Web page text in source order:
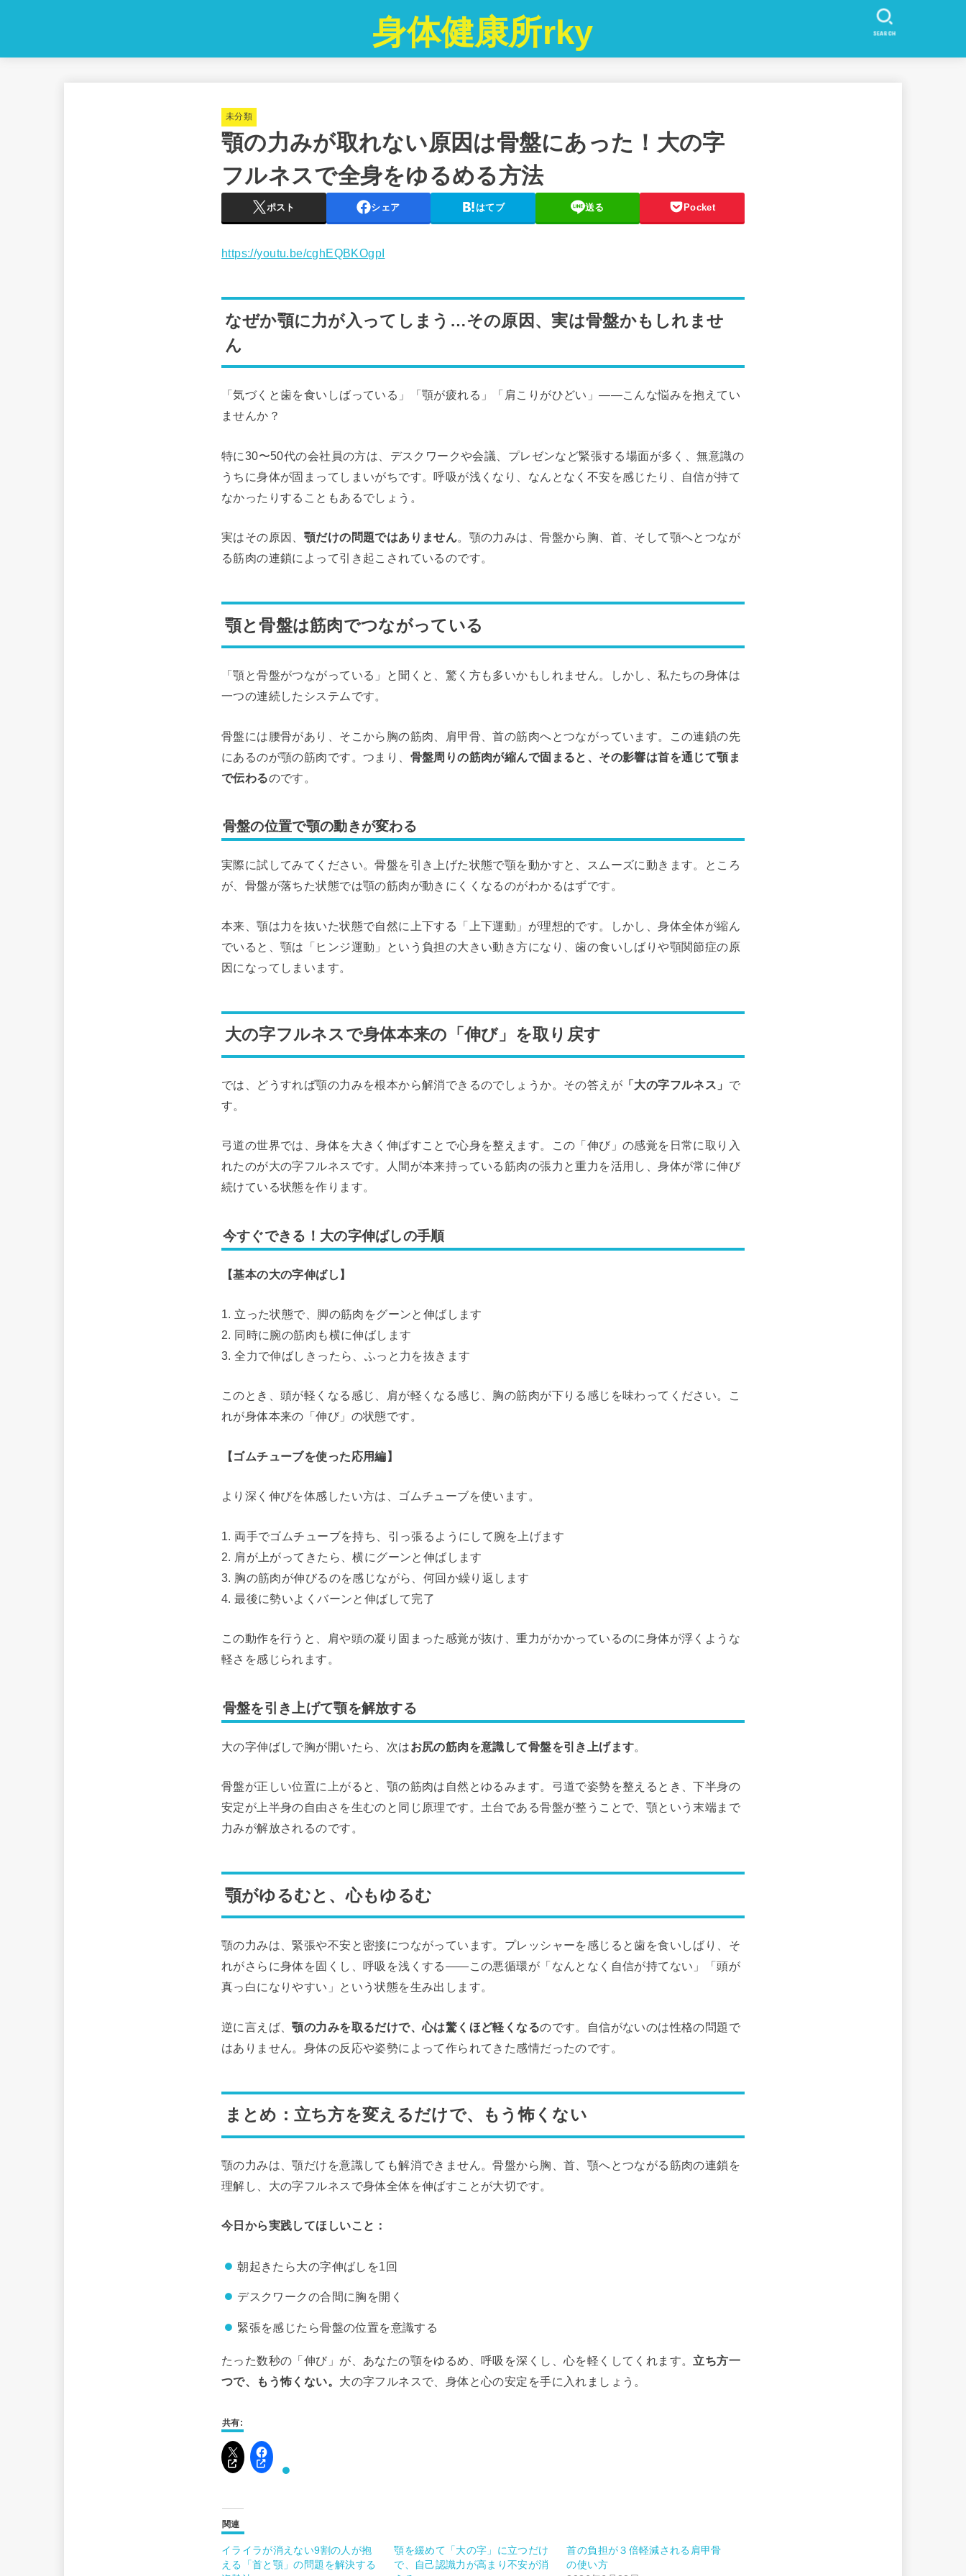
身体健康所rky SEARCH
未分類
顎の力みが取れない原因は骨盤にあった！大の字
フルネスで全身をゆるめる方法
ポスト シェア はてブ 送る Pocket
https://youtu.be/cghEQBKOgpI
なぜか顎に力が入ってしまう…その原因、実は骨盤かもしれませ
ん
「気づくと歯を食いしばっている」「顎が疲れる」「肩こりがひどい」——こんな悩みを抱えてい
ませんか？
特に30〜50代の会社員の方は、デスクワークや会議、プレゼンなど緊張する場面が多く、無意識の
うちに身体が固まってしまいがちです。呼吸が浅くなり、なんとなく不安を感じたり、自信が持て
なかったりすることもあるでしょう。
実はその原因、 顎だけの問題ではありません。顎の力みは、骨盤から胸、首、そして顎へとつなが
る筋肉の連鎖によって引き起こされているのです。
顎と骨盤は筋肉でつながっている
「顎と骨盤がつながっている」と聞くと、驚く方も多いかもしれません。しかし、私たちの身体は
一つの連続したシステムです。
骨盤には腰骨があり、そこから胸の筋肉、肩甲骨、首の筋肉へとつながっています。この連鎖の先
にあるのが顎の筋肉です。つまり、 骨盤周りの筋肉が縮んで固まると、その影響は首を通じて顎ま
で伝わるのです。
骨盤の位置で顎の動きが変わる
実際に試してみてください。骨盤を引き上げた状態で顎を動かすと、スムーズに動きます。ところ
が、骨盤が落ちた状態では顎の筋肉が動きにくくなるのがわかるはずです。
本来、顎は力を抜いた状態で自然に上下する「上下運動」が理想的です。しかし、身体全体が縮ん
でいると、顎は「ヒンジ運動」という負担の大きい動き方になり、歯の食いしばりや顎関節症の原
因になってしまいます。
大の字フルネスで身体本来の「伸び」を取り戻す
では、どうすれば顎の力みを根本から解消できるのでしょうか。その答えが 「大の字フルネス」 で
す。
弓道の世界では、身体を大きく伸ばすことで心身を整えます。この「伸び」の感覚を日常に取り入
れたのが大の字フルネスです。人間が本来持っている筋肉の張力と重力を活用し、身体が常に伸び
続けている状態を作ります。
今すぐできる！大の字伸ばしの手順
【基本の大の字伸ばし】
1. 立った状態で、脚の筋肉をグーンと伸ばします
2. 同時に腕の筋肉も横に伸ばします
3. 全力で伸ばしきったら、ふっと力を抜きます
このとき、頭が軽くなる感じ、肩が軽くなる感じ、胸の筋肉が下りる感じを味わってください。こ
れが身体本来の「伸び」の状態です。
【ゴムチューブを使った応用編】
より深く伸びを体感したい方は、ゴムチューブを使います。
1. 両手でゴムチューブを持ち、引っ張るようにして腕を上げます
2. 肩が上がってきたら、横にグーンと伸ばします
3. 胸の筋肉が伸びるのを感じながら、何回か繰り返します
4. 最後に勢いよくバーンと伸ばして完了
この動作を行うと、肩や頭の凝り固まった感覚が抜け、重力がかかっているのに身体が浮くような
軽さを感じられます。
骨盤を引き上げて顎を解放する
大の字伸ばしで胸が開いたら、次はお尻の筋肉を意識して骨盤を引き上げます
骨盤が正しい位置に上がると、顎の筋肉は自然とゆるみます。弓道で姿勢を整えるとき、下半身の
安定が上半身の自由さを生むのと同じ原理です。土台である骨盤が整うことで、顎という末端まで
力みが解放されるのです。
顎がゆるむと、心もゆるむ
顎の力みは、緊張や不安と密接につながっています。プレッシャーを感じると歯を食いしばり、そ
れがさらに身体を固くし、呼吸を浅くする——この悪循環が「なんとなく自信が持てない」「頭が
真っ白になりやすい」という状態を生み出します。
逆に言えば、顎の力みを取るだけで、心は驚くほど軽くなるのです。自信がないのは性格の問題で
はありません。身体の反応や姿勢によって作られてきた感情だったのです。
まとめ：立ち方を変えるだけで、もう怖くない
顎の力みは、顎だけを意識しても解消できません。骨盤から胸、首、顎へとつながる筋肉の連鎖を
理解し、大の字フルネスで身体全体を伸ばすことが大切です。
今日から実践してほしいこと：
朝起きたら大の字伸ばしを1回
デスクワークの合間に胸を開く
緊張を感じたら骨盤の位置を意識する
たった数秒の「伸び」が、あなたの顎をゆるめ、呼吸を深くし、心を軽くしてくれます。 立ち方一
つで、もう怖くない。 大の字フルネスで、身体と心の安定を手に入れましょう。
共有:
関連
イライラが消えない9割の人が抱
える「首と顎」の問題を解決する
顎を緩めて「大の字」に立つだけ
で、自己認識力が高まり不安が消
首の負担が３倍軽減される肩甲骨
の使い方